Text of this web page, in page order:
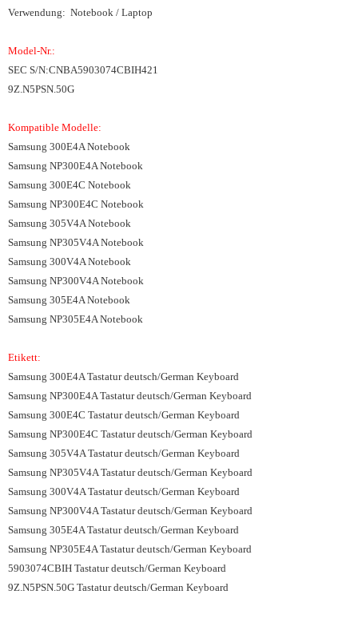
Verwendung: Notebook / Laptop
Model-Nr.:
SEC S/N:CNBA5903074CBIH421
9Z.N5PSN.50G
Kompatible Modelle:
Samsung 300E4A Notebook
Samsung NP300E4A Notebook
Samsung 300E4C Notebook
Samsung NP300E4C Notebook
Samsung 305V4A Notebook
Samsung NP305V4A Notebook
Samsung 300V4A Notebook
Samsung NP300V4A Notebook
Samsung 305E4A Notebook
Samsung NP305E4A Notebook
Etikett:
Samsung 300E4A Tastatur deutsch/German Keyboard
Samsung NP300E4A Tastatur deutsch/German Keyboard
Samsung 300E4C Tastatur deutsch/German Keyboard
Samsung NP300E4C Tastatur deutsch/German Keyboard
Samsung 305V4A Tastatur deutsch/German Keyboard
Samsung NP305V4A Tastatur deutsch/German Keyboard
Samsung 300V4A Tastatur deutsch/German Keyboard
Samsung NP300V4A Tastatur deutsch/German Keyboard
Samsung 305E4A Tastatur deutsch/German Keyboard
Samsung NP305E4A Tastatur deutsch/German Keyboard
5903074CBIH Tastatur deutsch/German Keyboard
9Z.N5PSN.50G Tastatur deutsch/German Keyboard